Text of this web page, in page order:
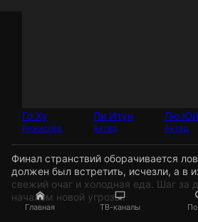
Главная ТВ-каналы
Го Ху
Режиссёр
Ли Итун
Актёр
Лю
Актёр
Финал странствий оборачивается
должен был встретить, исчезли, а в
свежий очаг и холодная еда. Шаг за
началом новой угрозы.